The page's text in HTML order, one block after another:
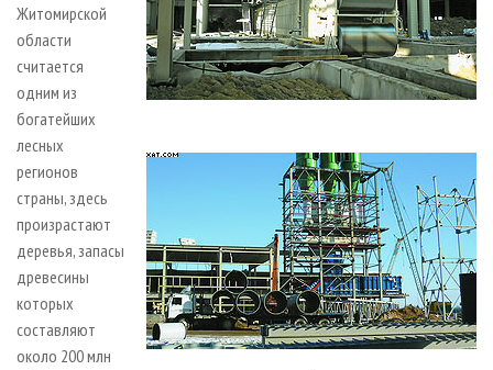
Житомирской
области
считается
одним из
богатейших
лесных
регионов
страны, здесь
произрастают
деревья, запасы
древесины
которых
составляют
около 200 млн